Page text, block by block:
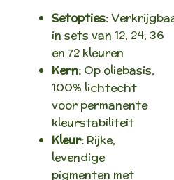
Setopties:
in sets van 12, 24, 36
en 72 kleuren
Kern: Op oliebasis,
100% lichtecht
voor permanente
kleurstabiliteit
Kleur: Rijke,
levendige
pigmenten met